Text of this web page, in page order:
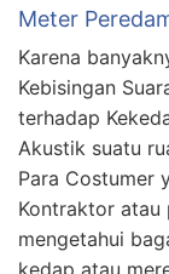
Meter
Karena
Kebisingan
terhadap
Akustik suatu
Para Costumer
Kontraktor
mengetahui